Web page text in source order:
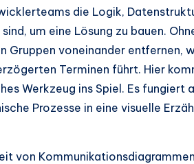
die Logik,
um eine Lösung zu bauen.
Gruppen voneinander entfernen,
Terminen führt. Hier
Werkzeug ins Spiel. Es fungiert
Prozesse in eine visuelle
von